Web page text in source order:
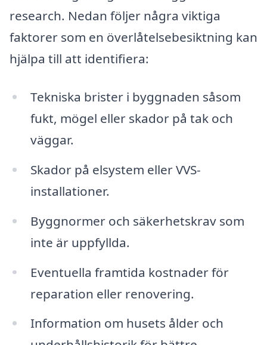
research. Nedan följer några viktiga
faktorer som en överlåtelsebesiktning kan
hjälpa till att identifiera:
Tekniska brister i byggnaden såsom
fukt, mögel eller skador på tak och
väggar.
Skador på elsystem eller VVS-
installationer.
Byggnormer och säkerhetskrav som
inte är uppfyllda.
Eventuella framtida kostnader för
reparation eller renovering.
Information om husets ålder och